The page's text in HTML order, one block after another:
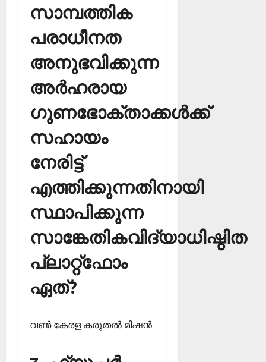
സാമ്പത്തിക
പരാധീനത
അനുഭവിക്കുന്ന
അര്‍ഹരായ
ഗുണഭോക്താക്കള്‍ക്ക്
സഹായം
നേരിട്ട്
എത്തിക്കുന്നതിനായി
സ്ഥാപിക്കുന്ന
സാങ്കേതികവിദ്യാധിഷ്ഠിത
പ്ലാറ്റ്‌ഫോം
ഏത്?
വണ്‍ കേരള കരുതല്‍ മിഷന്‍